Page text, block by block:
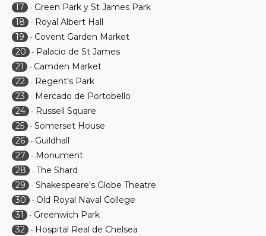
17
- Green Park y St James Park
18
- Royal Albert Hall
19
- Covent Garden Market
20
- Palacio de St James
21
- Camden Market
22 - Regent's Park
23
- Mercado de Portobello
24 - Russell Square
25 - Somerset House
26 - Guildhall
27
- Monument
28
- The Shard
29
- Shakespeare's Globe Theatre
30
- Old Royal Naval College
31
- Greenwich Park
32 - Hospital Real de Chelsea